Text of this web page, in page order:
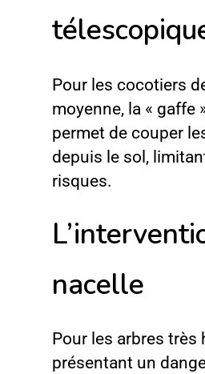
Pour les cocotiers
moyenne, la « gaffe
permet de couper
depuis le sol,
risques.
nacelle
Pour les arbres très
présentant un